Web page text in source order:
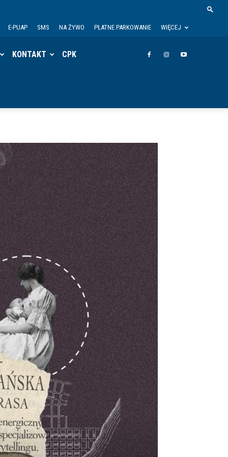
E-PUAP SMS NA ŻYWO PŁATNE PARKOWANIE WIĘCEJ
KONTAKT CPK